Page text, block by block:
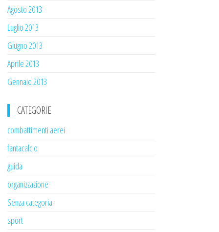
Agosto 2013
Luglio 2013
Giugno 2013
Aprile 2013
Gennaio 2013
CATEGORIE
combattimenti aerei
fantacalcio
guida
organizzazione
Senza categoria
sport